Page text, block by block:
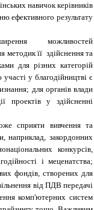
навичок керівників
ефективного результату
можливостей
методик її здійснення та
для різних категорій
участі у благодійництві є
для органів влади
проектів у здійсненні
сприяти вивчення та
наприклад, закордонних
конкурсів,
і меценатства;
фондів, створених для
від ПДВ передачі
комп'ютерних систем